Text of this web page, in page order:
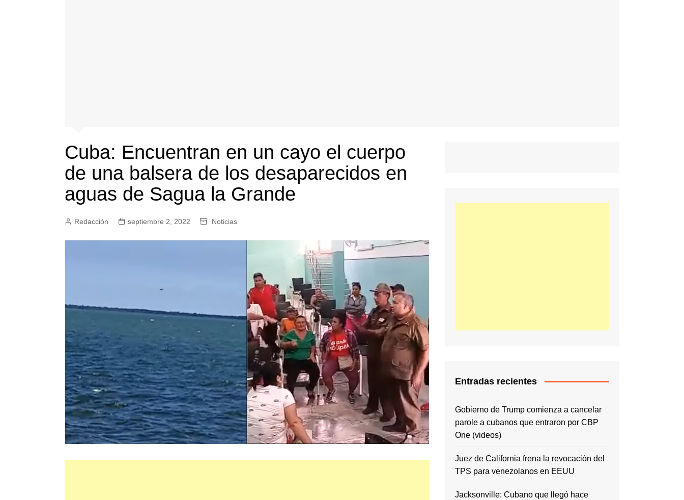
Cuba: Encuentran en un cayo el cuerpo
de una balsera de los desaparecidos en
aguas de Sagua la Grande
Redacción septiembre 2, 2022 Noticias
Entradas recientes
Gobierno de Trump comienza a cancelar
parole a cubanos que entraron por CBP
One (videos)
Juez de California frena la revocación del
TPS para venezolanos en EEUU
Jacksonville: Cubano que llegó hace